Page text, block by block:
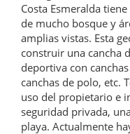
Costa Esmeralda
de mucho bosque y
amplias vistas. Esta
construir una cancha
deportiva con
canchas de polo, etc.
uso del propietario e
seguridad privada,
playa. Actualmente